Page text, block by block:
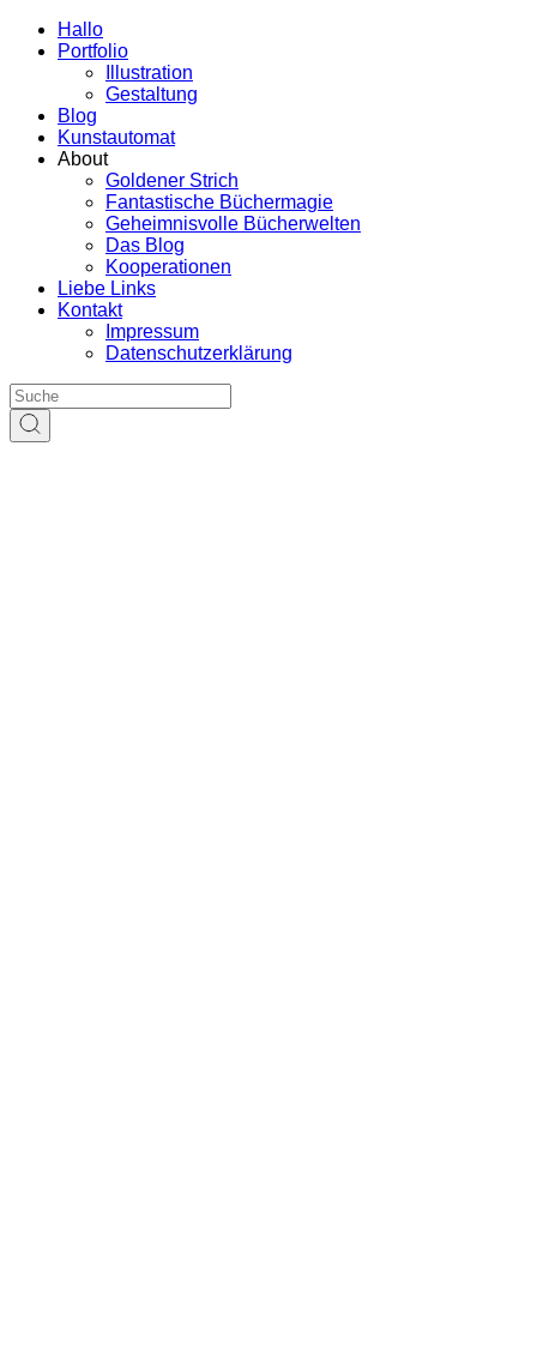
Hallo
Portfolio
Illustration
Gestaltung
Blog
Kunstautomat
About
Goldener Strich
Fantastische Büchermagie
Geheimnisvolle Bücherwelten
Das Blog
Kooperationen
Liebe Links
Kontakt
Impressum
Datenschutzerklärung